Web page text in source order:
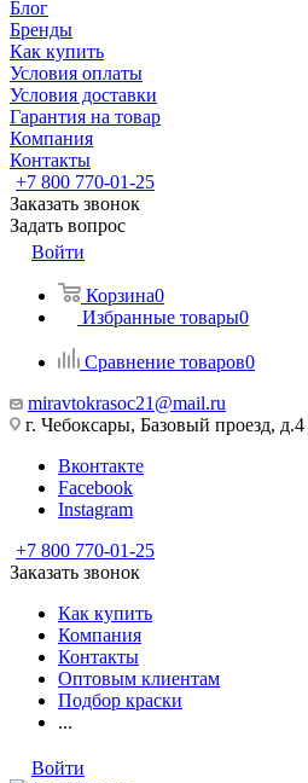
Блог
Бренды
Как купить
Условия оплаты
Условия доставки
Гарантия на товар
Компания
Контакты
+7 800 770-01-25
Заказать звонок
Задать вопрос
Войти
Корзина0
Избранные товары0
Сравнение товаров0
miravtokrasoc21@mail.ru
г. Чебоксары, Базовый проезд, д.4
Вконтакте
Facebook
Instagram
+7 800 770-01-25
Заказать звонок
Как купить
Компания
Контакты
Оптовым клиентам
Подбор краски
...
Войти